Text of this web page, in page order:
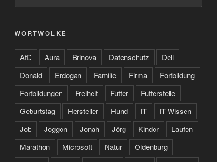
WORTWOLKE
AfD Aura Brinova Datenschutz
Dell
Donald
Erdogan Familie Firma
Fortbildung
Fortbildungen
Freiheit Futter
Futterstelle
Geburtstag
Hersteller Hund IT
IT Wissen
Job
Joggen Jonah Jörg Kinder
Laufen
Marathon
Microsoft Natur
Oldenburg